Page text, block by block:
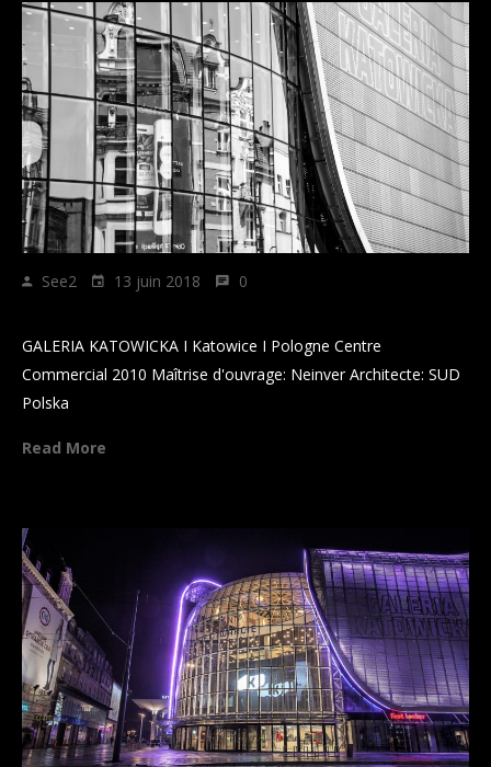
Connexion
Flux des publications
Flux des commentaires
Site de WordPress-FR
See2 13 juin 2018 0
GALERIA KATOWICKA I Katowice I Pologne Centre
Commercial 2010 Maîtrise d'ouvrage: Neinver Architecte: SUD
Polska
Read More